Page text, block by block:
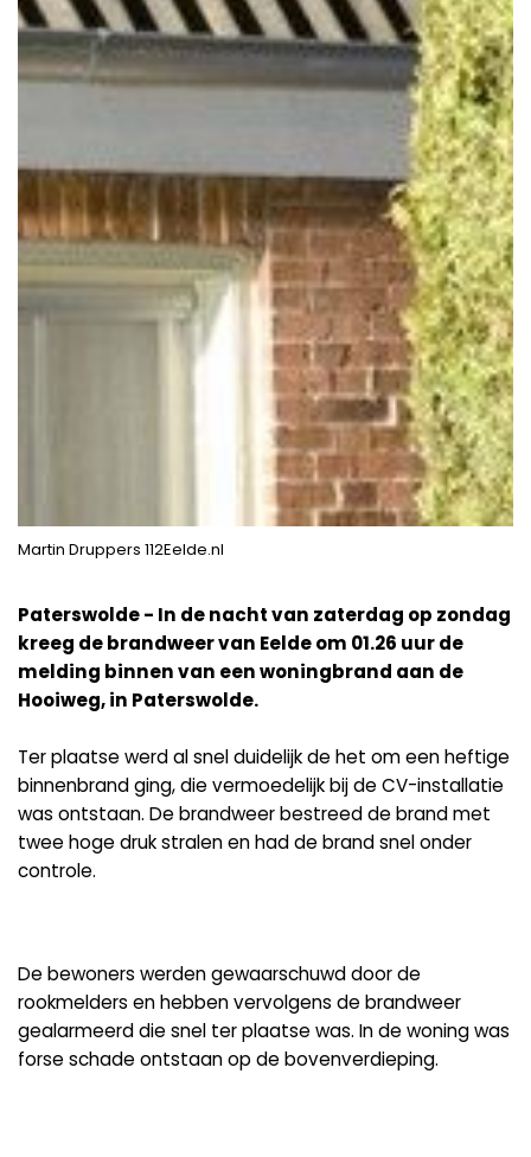
Martin Druppers 112Eelde.nl
Paterswolde - In de nacht van zaterdag op zondag
kreeg de brandweer van Eelde om 01.26 uur de
melding binnen van een woningbrand aan de
Hooiweg, in Paterswolde.
Ter plaatse werd al snel duidelijk de het om een heftige
binnenbrand ging, die vermoedelijk bij de CV-installatie
was ontstaan. De brandweer bestreed de brand met
twee hoge druk stralen en had de brand snel onder
controle.
De bewoners werden gewaarschuwd door de
rookmelders en hebben vervolgens de brandweer
gealarmeerd die snel ter plaatse was. In de woning was
forse schade ontstaan op de bovenverdieping.